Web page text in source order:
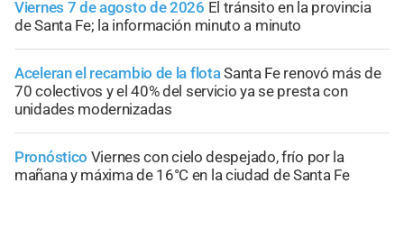
Viernes 7 de agosto de 2026 El tránsito en la provincia
de Santa Fe; la información minuto a minuto
Aceleran el recambio de la flotaSanta Fe renovó más de
70 colectivos y el 40% del servicio ya se presta con
unidades modernizadas
Pronóstico Viernes con cielo despejado, frío por la
mañana y máxima de 16°C en la ciudad de Santa Fe